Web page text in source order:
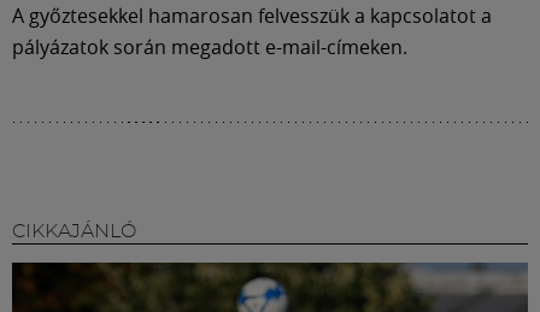
A győztesekkel hamarosan felvesszük a kapcsolatot a
pályázatok során megadott e-mail-címeken.
CIKKAJÁNLÓ